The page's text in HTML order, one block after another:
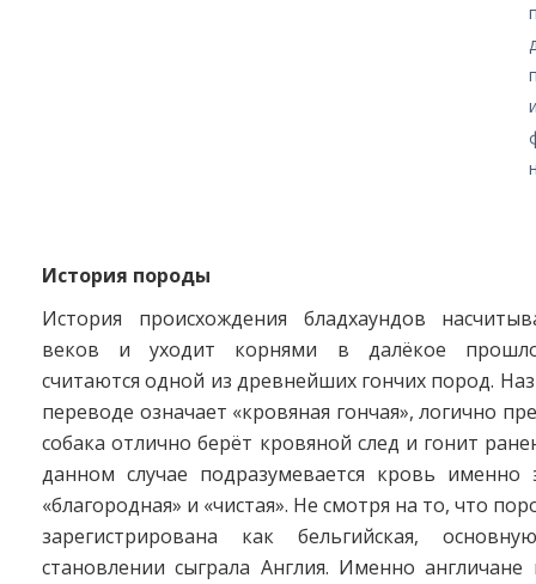
История породы
История происхождения бладхаундов
веков и уходит корнями в далёкое
считаются одной из древнейших гончих пород.
переводе означает «кровяная гончая», логично
собака отлично берёт кровяной след и гонит
данном случае подразумевается кровь именно
«благородная» и «чистая». Не смотря на то, что
зарегистрирована как бельгийская,
становлении сыграла Англия. Именно англичане